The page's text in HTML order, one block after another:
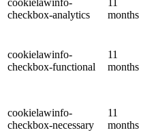
cookielawinfo-
checkbox-analytics
11
months
cookielawinfo-
checkbox-functional
11
months
cookielawinfo-
checkbox-necessary
11
months